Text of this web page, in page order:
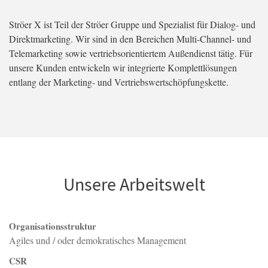
Ströer X ist Teil der Ströer Gruppe und Spezialist für Dialog- und
Direktmarketing. Wir sind in den Bereichen Multi-Channel- und
Telemarketing sowie vertriebsorientiertem Außendienst tätig. Für
unsere Kunden entwickeln wir integrierte Komplettlösungen
entlang der Marketing- und Vertriebswertschöpfungskette.
Unsere Arbeitswelt
Organisationsstruktur
Agiles und / oder demokratisches Management
CSR